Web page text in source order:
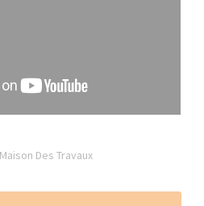
Des Travaux